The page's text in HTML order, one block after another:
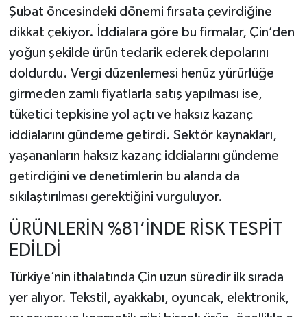
Şubat öncesindeki dönemi fırsata çevirdiğine
dikkat çekiyor. İddialara göre bu firmalar, Çin’den
yoğun şekilde ürün tedarik ederek depolarını
doldurdu. Vergi düzenlemesi henüz yürürlüğe
girmeden zamlı fiyatlarla satış yapılması ise,
tüketici tepkisine yol açtı ve haksız kazanç
iddialarını gündeme getirdi. Sektör kaynakları,
yaşananların haksız kazanç iddialarını gündeme
getirdiğini ve denetimlerin bu alanda da
sıkılaştırılması gerektiğini vurguluyor.
ÜRÜNLERİN %81’İNDE RİSK TESPİT
EDİLDİ
Türkiye’nin ithalatında Çin uzun süredir ilk sırada
yer alıyor. Tekstil, ayakkabı, oyuncak, elektronik,